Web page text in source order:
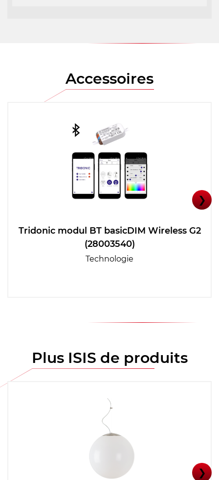
Accessoires
Tridonic modul BT basicDIM Wireless G2
(28003540)
Technologie
❯
Plus ISIS de produits
❯